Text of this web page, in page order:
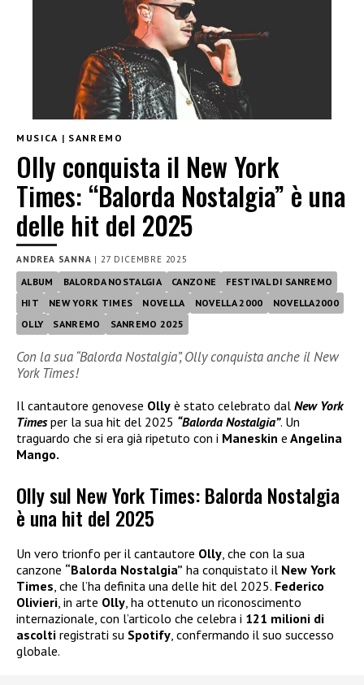
MUSICA | SANREMO
Olly conquista il New York
Times: “Balorda Nostalgia” è una
delle hit del 2025
ANDREA SANNA |27 DICEMBRE 2025
ALBUM BALORDA NOSTALGIA CANZONE
FESTIVAL DI SANREMO
HIT
NEW YORK TIMES NOVELLA NOVELLA 2000
NOVELLA2000
OLLY
SANREMO SANREMO 2025
Con la sua “Balorda Nostalgia”, Olly conquista anche il New
York Times!
Il cantautore genovese Olly è stato celebrato dal New York
Timesper la sua hit del 2025 “Balorda Nostalgia”. Un
traguardo che si era già ripetuto con i Maneskin e Angelina
Mango.
Olly sul New York Times: Balorda Nostalgia
è una hit del 2025
Un vero trionfo per il cantautore Olly, che con la sua
canzone “Balorda Nostalgia” ha conquistato il New York
Times, che l’ha definita una delle hit del 2025. Federico
Olivieri, in arte Olly, ha ottenuto un riconoscimento
internazionale, con l’articolo che celebra i 121 milioni di
ascolti registrati su Spotify, confermando il suo successo
globale.